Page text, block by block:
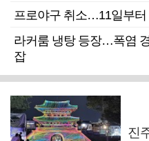
프로야구 취소…11일부터
라커룸 냉탕 등장…폭염
잡
진